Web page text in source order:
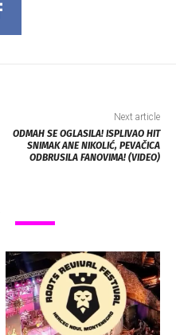
Next article
ODMAH SE OGLASILA! ISPLIVAO HIT
SNIMAK ANE NIKOLIĆ, PEVAČICA
ODBRUSILA FANOVIMA! (VIDEO)